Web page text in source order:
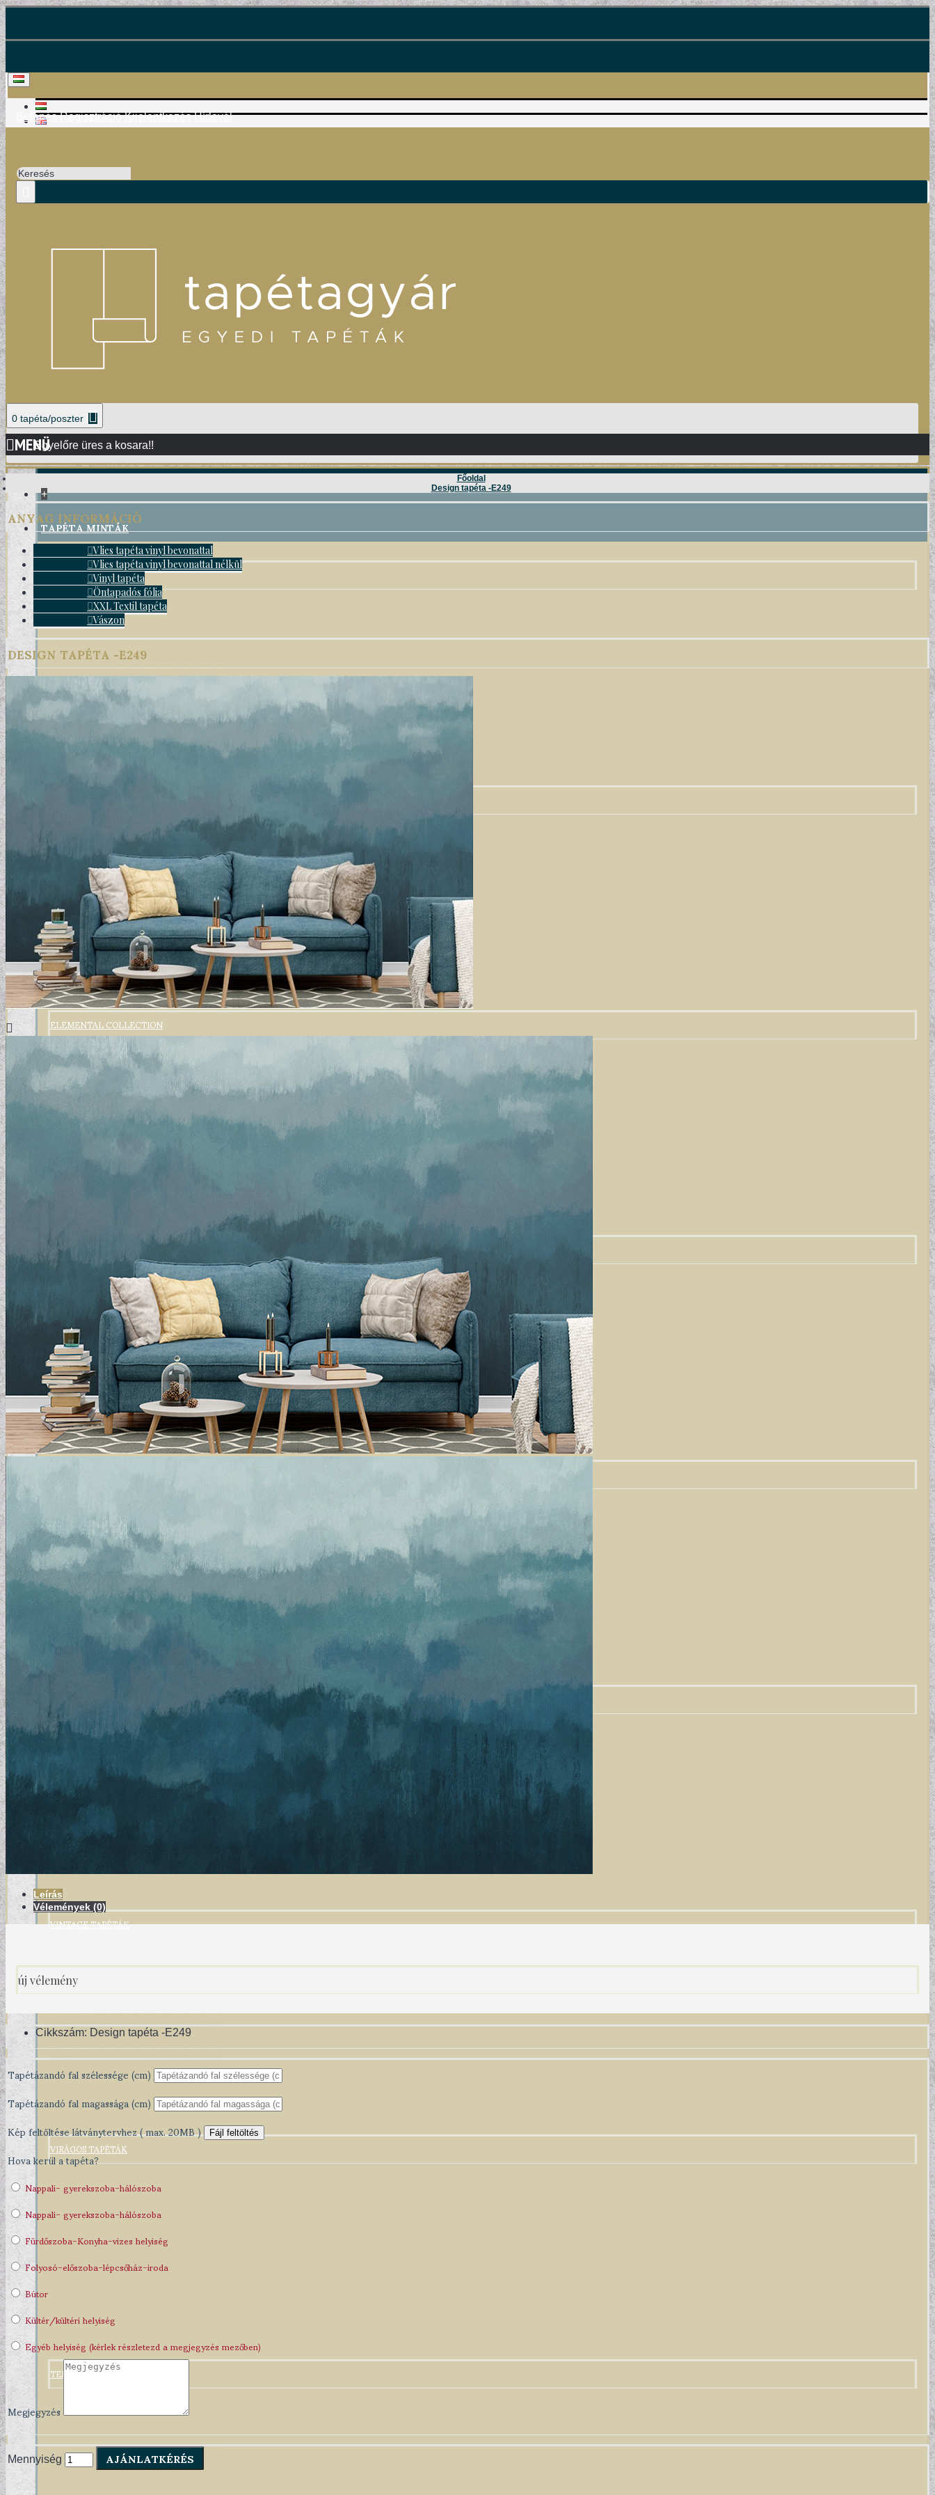
Belépés Regisztráció Kijelentkezés Hírlevél
0 tapéta/poszter
Egyelőre üres a kosara!!
MENÜ
+
TAPÉTA MINTÁK
DAMASK TAPÉTÁK
ELEMENTAL COLLECTION
GYERMEKTAPÉTÁK
KONYHA DESIGN TIPP
MODERN TAPÉTÁK
VINTAGE TAPÉTÁK
VIRÁGOS TAPÉTÁK
TERVEZŐI KOLLEKCIÓINK
Főoldal
Design tapéta -E249
ANYAG INFORMÁCIÓ
Vlies tapéta vinyl bevonattal
Vlies tapéta vinyl bevonattal nélkül
Vinyl tapéta
Öntapadós fólia
XXL Textil tapéta
Vászon
DESIGN TAPÉTA -E249
Leírás
Vélemények (0)
új vélemény
Cikkszám: Design tapéta -E249
Tapétázandó fal szélessége (cm)
Tapétázandó fal magassága (cm)
Kép feltöltése látványtervhez ( max. 20MB )
Fájl feltöltés
Hova kerül a tapéta?
Nappali- gyerekszoba-hálószoba
Nappali- gyerekszoba-hálószoba
Fürdőszoba-Konyha-vizes helyiség
Folyosó-előszoba-lépcsőház-iroda
Bútor
Kültér/kültéri helyiség
Egyéb helyiség (kérlek részletezd a megjegyzés mezőben)
Megjegyzés
Mennyiség AJÁNLATKÉRÉS